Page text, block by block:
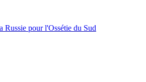
Russie pour l'Ossétie du Sud